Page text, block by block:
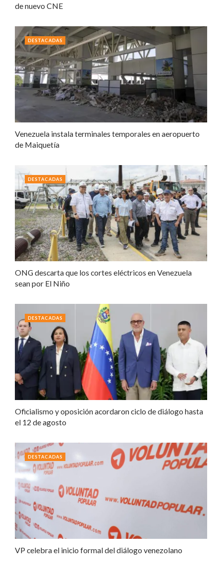
de nuevo CNE
Venezuela instala terminales temporales en aeropuerto
de Maiquetía
DESTACADAS
ONG descarta que los cortes eléctricos en Venezuela
sean por El Niño
DESTACADAS
Oficialismo y oposición acordaron ciclo de diálogo hasta
el 12 de agosto
DESTACADAS
VP celebra el inicio formal del diálogo venezolano
DESTACADAS